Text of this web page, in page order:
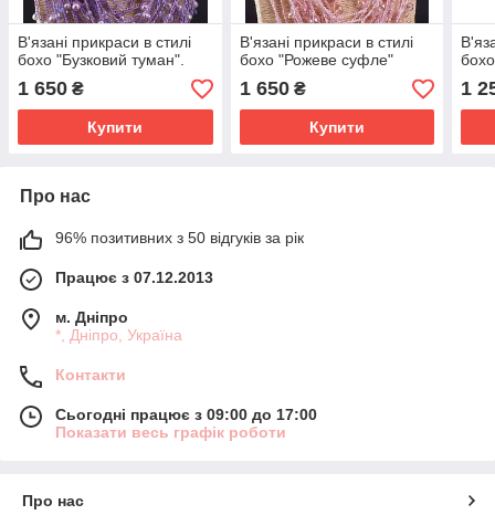
В'язані прикраси в стилі
бохо "Бузковий туман".
1 650 ₴
Купити
В'язані прикраси в стилі
бохо "Рожеве суфле"
1 650₴
Купити
1
Про нас
96% позитивних з 50 відгуків за рік
Працює з 07.12.2013
м. Дніпро
*, Дніпро, Україна
Контакти
Сьогодні працює з 09:00 до 17:00
Показати весь графік роботи
Про нас